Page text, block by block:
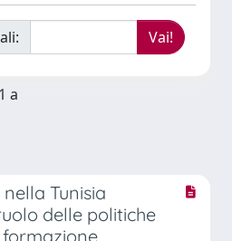
a
Tunisia
delle politiche